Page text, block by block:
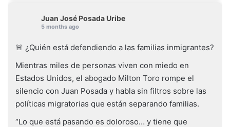
Juan José Posada Uribe
5 months ago
🚨 ¿Quién está defendiendo a las familias inmigrantes?
Mientras miles de personas viven con miedo en
Estados Unidos, el abogado Milton Toro rompe el
silencio con Juan Posada y habla sin filtros sobre las
políticas migratorias que están separando familias.
“Lo que está pasando es doloroso… y tiene que